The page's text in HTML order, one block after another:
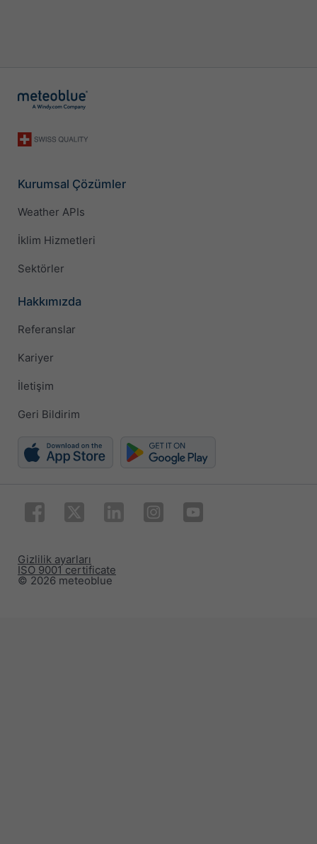
Kurumsal Çözümler
Weather APIs
İklim Hizmetleri
Sektörler
Hakkımızda
Referanslar
Kariyer
İletişim
Geri Bildirim
© 2026 meteoblue
ISO 9001 certificate
Gizlilik ayarları